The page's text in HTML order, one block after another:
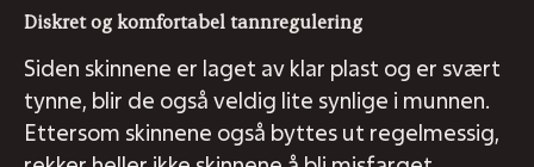
Diskret og komfortabel tannregulering
Siden skinnene er laget av klar plast og er svært
tynne, blir de også veldig lite synlige i munnen.
Ettersom skinnene også byttes ut regelmessig,